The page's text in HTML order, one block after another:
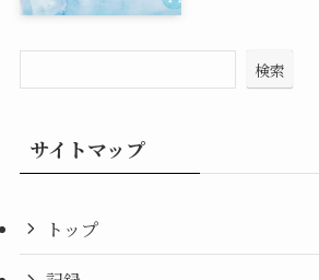
検索
サイトマップ
トップ